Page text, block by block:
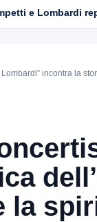
e Lombardi
incontra la
la